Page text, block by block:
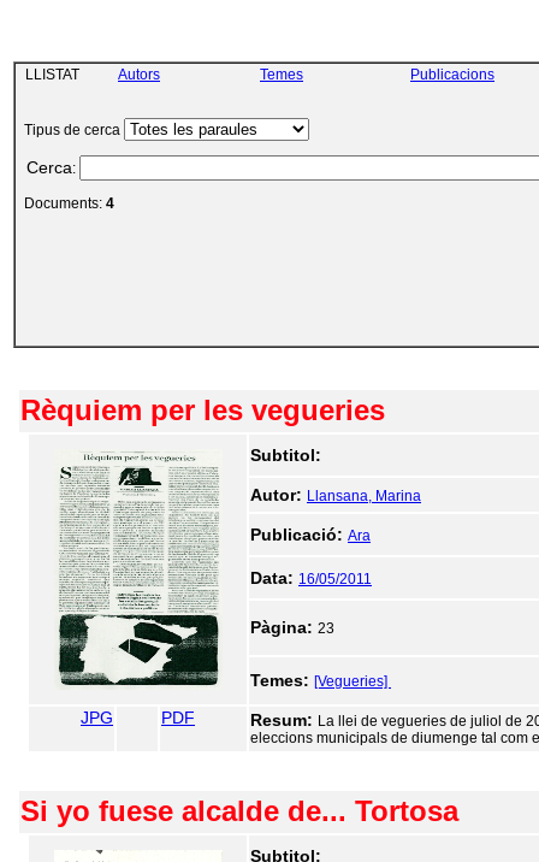
LLISTAT Autors Temes Publicacions
Tipus de cerca
Cerca:
Documents: 4
Rèquiem per les vegueries
Subtitol:
Autor: Llansana, Marina
Publicació: Ara
Data: 16/05/2011
Pàgina: 23
Temes: [Vegueries]
JPG PDF Resum: La llei de vegueries de juliol de
eleccions municipals de diumenge tal com
Si yo fuese alcalde de... Tortosa
Subtitol: